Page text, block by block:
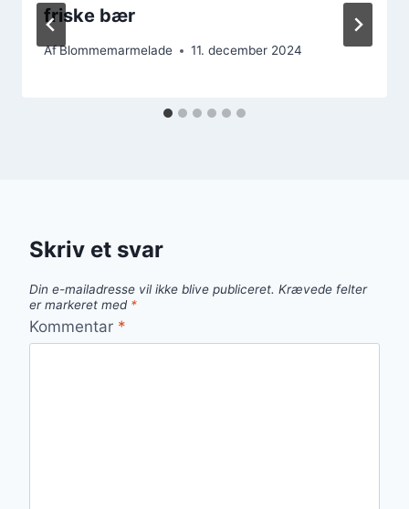
friske bær
AfBlommemarmelade 11. december 2024
Skriv et svar
Din e-mailadresse vil ikke blive publiceret. Krævede felter
er markeret med *
Kommentar *